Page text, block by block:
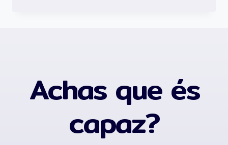
Achas que és
capaz?